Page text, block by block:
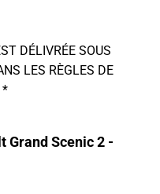
DÉLIVRÉE SOUS
LES RÈGLES DE
*
Grand Scenic 2 -